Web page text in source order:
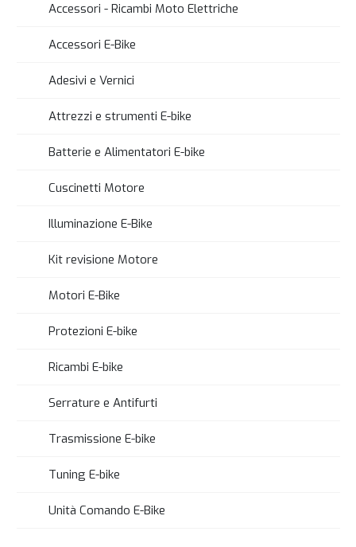
Accessori - Ricambi Moto Elettriche
Accessori E-Bike
Adesivi e Vernici
Attrezzi e strumenti E-bike
Batterie e Alimentatori E-bike
Cuscinetti Motore
Illuminazione E-Bike
Kit revisione Motore
Motori E-Bike
Protezioni E-bike
Ricambi E-bike
Serrature e Antifurti
Trasmissione E-bike
Tuning E-bike
Unità Comando E-Bike